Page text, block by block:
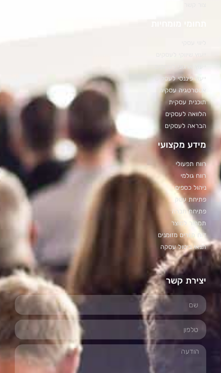
ייעוץ ארגוני לעסקים
ייעוץ פיננסי לעסקים
אסטרטגיה עסקית
תוכנית עסקית
הלוואה לעסקים
הבראה לעסקים
מידע מקצועי
רווח תפעולי
רווח גולמי
ניהול כספים
פתיחת עסק
פתיחת חברה
תמחור למוצר
דוח תזרים מזומנים
תנאי ביטול עסקה
יצירת קשר